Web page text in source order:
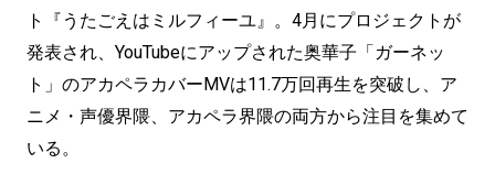
ト『うたごえはミルフィーユ』。4月にプロジェクトが
発表され、YouTubeにアップされた奥華子「ガーネッ
ト」のアカペラカバーMVは11.7万回再生を突破し、ア
ニメ・声優界隈、アカペラ界隈の両方から注目を集めて
いる。